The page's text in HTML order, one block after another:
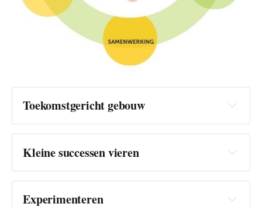
Toekomstgericht gebouw
Kleine successen vieren
Experimenteren